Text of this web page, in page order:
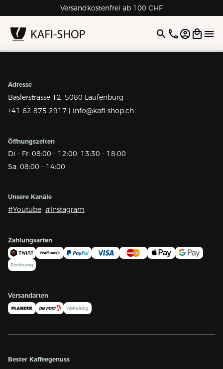
Versandkostenfrei ab 100 CHF
4.9| 5.0 Google
Open
Adresse
Baslerstrasse 12, 5080 Laufenburg
+41 62 875 2917 | info@kafi-shop.ch
Öffnungszeiten
Di - Fr: 08:00 - 12:00, 13:30 - 18:00
Sa: 08:00 - 14:00
Unsere Kanäle
#Youtube #Instagram
Zahlungsarten
Versandarten
Bester Kaffeegenuss